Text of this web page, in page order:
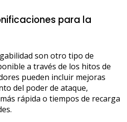
para la
son otro tipo de
a través de los hitos de
pueden incluir mejoras
del poder de ataque,
rápida o tiempos de recarga